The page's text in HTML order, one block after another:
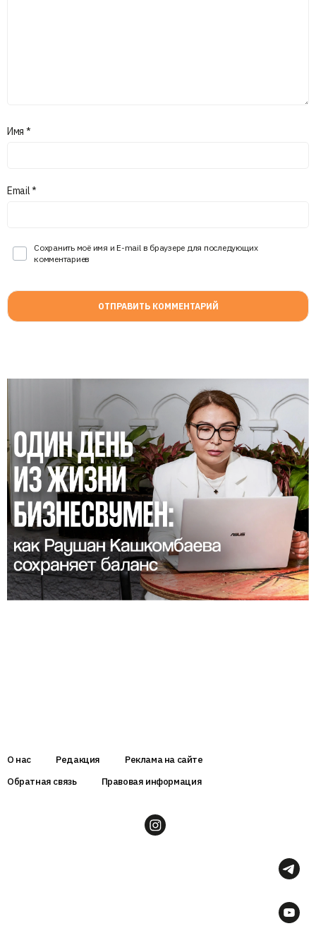
Имя *
Email*
Сохранить моё имя и E-mail в браузере для последующих
комментариев
О нас Редакция
Реклама на сайте
Обратная связь
Правовая информация